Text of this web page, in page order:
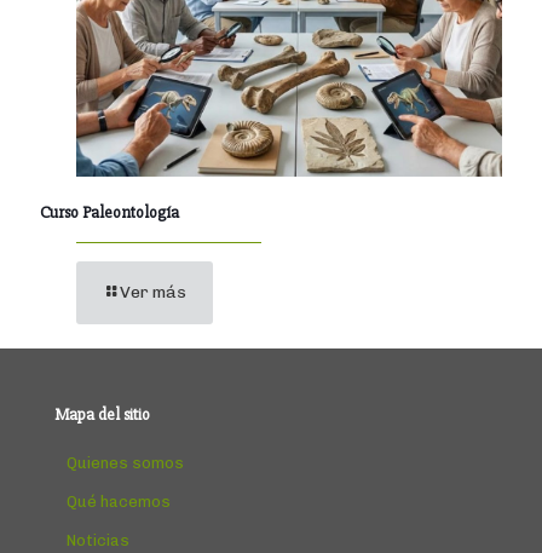
Curso Paleontología
Ver más
Mapa del sitio
Quienes somos
Qué hacemos
Noticias